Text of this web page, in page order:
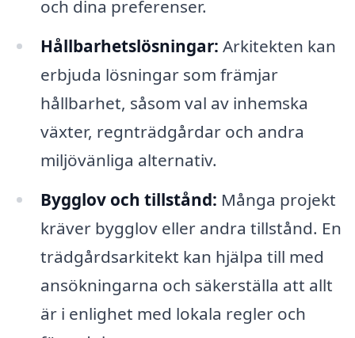
och dina preferenser.
Hållbarhetslösningar: Arkitekten kan
erbjuda lösningar som främjar
hållbarhet, såsom val av inhemska
växter, regnträdgårdar och andra
miljövänliga alternativ.
Bygglov och tillstånd: Många projekt
kräver bygglov eller andra tillstånd. En
trädgårdsarkitekt kan hjälpa till med
ansökningarna och säkerställa att allt
är i enlighet med lokala regler och